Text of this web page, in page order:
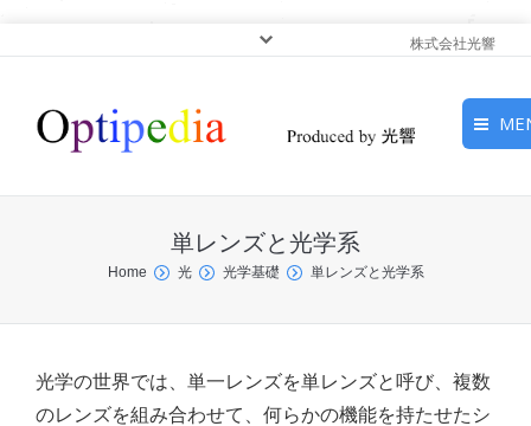
株式会社光響
ピックアップ
光応用・アプリケーショ
単レンズと光学系
You are here:
Home 光 光学基礎 単レンズと光学系
光学の世界では、単一レンズを単レンズと呼び、複数
のレンズを組み合わせて、何らかの機能を持たせたシ